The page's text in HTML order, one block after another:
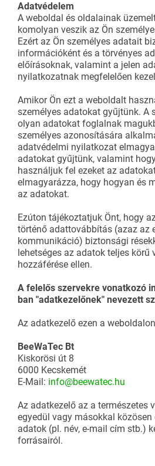
Adatvédelem
A weboldal és oldalainak
komolyan veszik az Ön
Ezért az Ön személyes adatait
információként és a törvényes
előírásoknak, valamint a jelen
nyilatkozatnak megfelelően
Amikor Ön ezt a weboldalt
személyes adatokat gyűjtünk. A
olyan adatokat foglalnak
személyes azonosítására
adatvédelmi nyilatkozat
adatokat gyűjtünk, valamint
használjuk fel ezeket az
elmagyarázza, hogy hogyan és
az adatokat.
Ezúton tájékoztatjuk Önt, hogy
történő adattovábbítás (azaz az
kommunikáció) biztonsági
lehetséges az adatok teljes körű
hozzáférése ellen.
A felelős szervekre vonatkozó
ban "adatkezelőnek" nevezett
Az adatkezelő ezen a
BeeWaTec Bt
Kiskorösi út 8
6000 Kecskemét
E-Mail: info@beewatec.hu
Az adatkezelő az a természetes
egyedül vagy másokkal
adatok (pl. név, e-mail cím stb.)
forrásairól.